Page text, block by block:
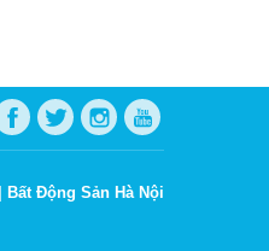
Bất Động Sản Hà Nội